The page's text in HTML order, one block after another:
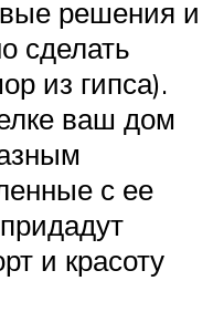
решения и
сделать
из гипса).
ваш дом
с ее
и красоту